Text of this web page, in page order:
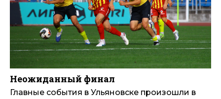
Неожиданный финал
Главные события в Ульяновске произошли в